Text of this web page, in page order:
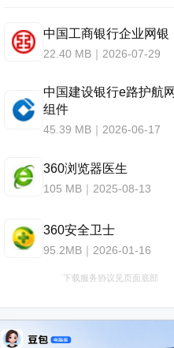
中国工商银行企业网银
22.40 MB｜2026-07-29
中国建设银行e路护航
组件
45.39 MB｜2026-06-17
360浏览器医生
105 MB｜2025-08-13
360安全卫士
95.2MB｜2026-01-16
下载服务协议见页面底部